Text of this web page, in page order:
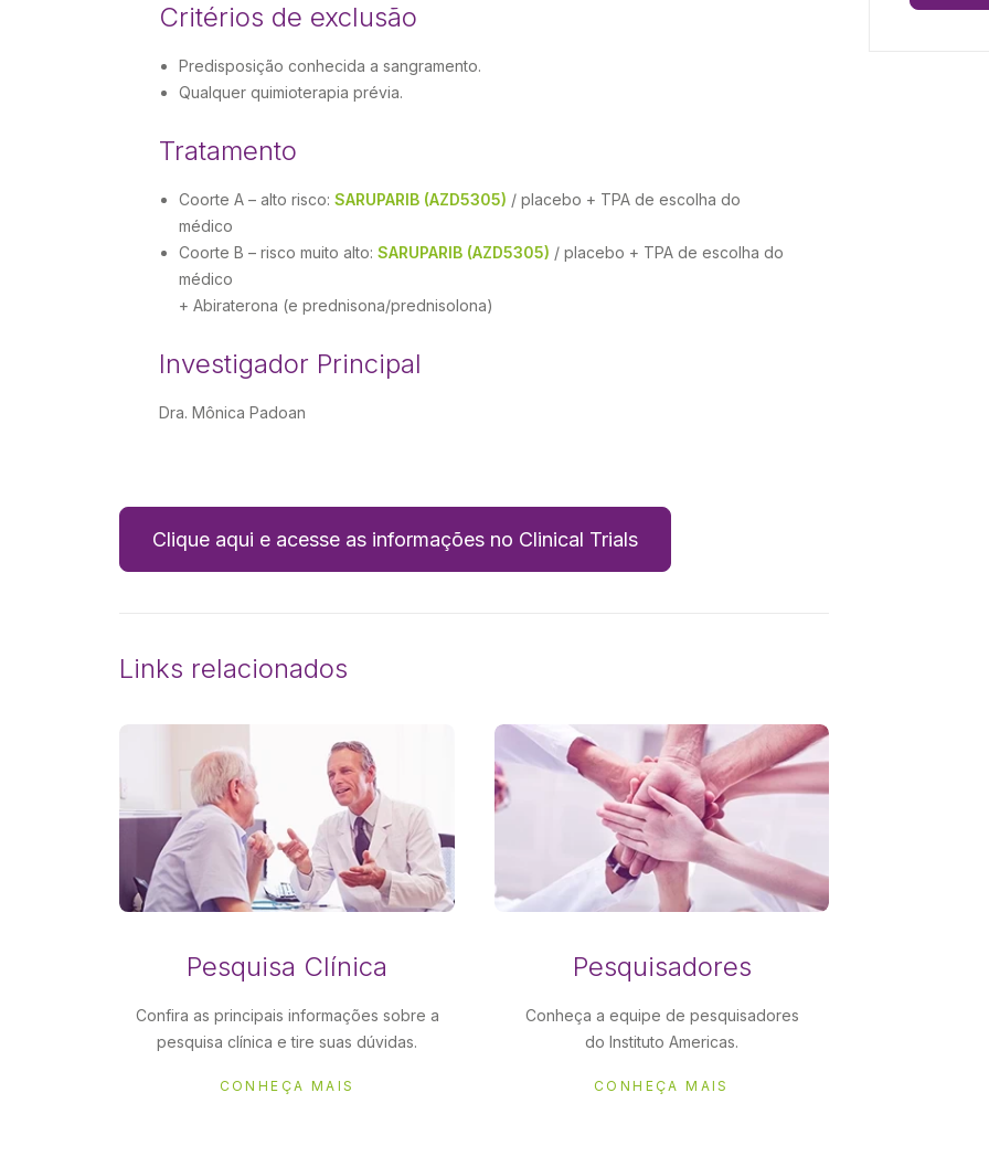
Critérios de exclusão
Predisposição conhecida a sangramento.
Qualquer quimioterapia prévia.
Tratamento
Coorte A – alto risco: SARUPARIB (AZD5305) / placebo + TPA de escolha do
médico
Coorte B – risco muito alto: SARUPARIB (AZD5305) / placebo + TPA de escolha do
médico
+ Abiraterona (e prednisona/prednisolona)
Investigador Principal
Dra. Mônica Padoan
Clique aqui e acesse as informações no Clinical Trials
Links relacionados
Pesquisa Clínica
Confira as principais informações sobre a
pesquisa clínica e tire suas dúvidas.
CONHEÇA MAIS
Pesquisadores
Conheça a equipe de pesquisadores
do Instituto Americas.
CONHEÇA MAIS